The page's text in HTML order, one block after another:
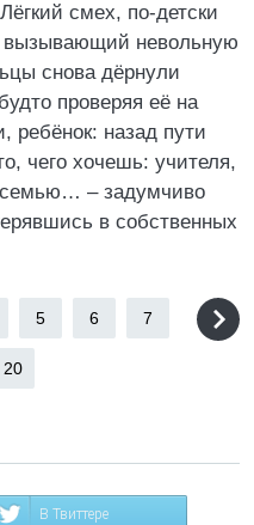
смех, по-детски
вызывающий невольную
снова дёрнули
проверяя её на
ребёнок: назад пути
чего хочешь: учителя,
– задумчиво
в собственных
5 6 7
20
В Твиттере